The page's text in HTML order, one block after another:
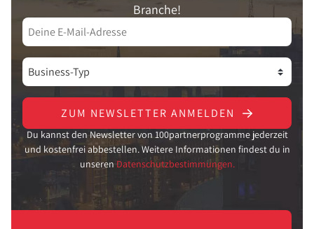
Branche!
ZUM NEWSLETTER ANMELDEN
Du kannst den Newsletter von 100partnerprogramme jederzeit
und kostenfrei abbestellen. Weitere Informationen findest du in
unseren Datenschutzbestimmungen.